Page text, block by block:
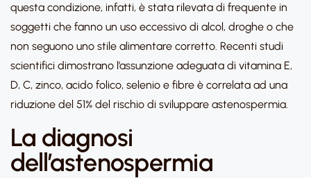
questa condizione, infatti, è stata rilevata di frequente in
soggetti che fanno un uso eccessivo di alcol, droghe o che
non seguono uno stile alimentare corretto. Recenti studi
scientifici dimostrano l’assunzione adeguata di vitamina E,
D, C, zinco, acido folico, selenio e fibre è correlata ad una
riduzione del 51% del rischio di sviluppare astenospermia.
La diagnosi
dell’astenospermia